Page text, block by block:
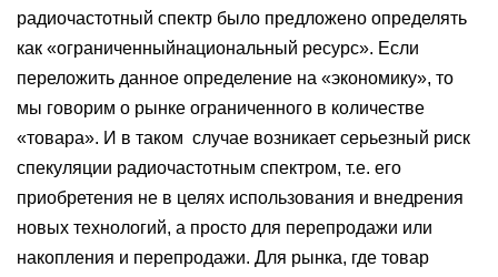
радиочастотный спектр было предложено определять
как «ограниченныйнациональный ресурс». Если
переложить данное определение на «экономику», то
мы говорим о рынке ограниченного в количестве
«товара». И в таком случае возникает серьезный риск
спекуляции радиочастотным спектром, т.е. его
приобретения не в целях использования и внедрения
новых технологий, а просто для перепродажи или
накопления и перепродажи. Для рынка, где товар